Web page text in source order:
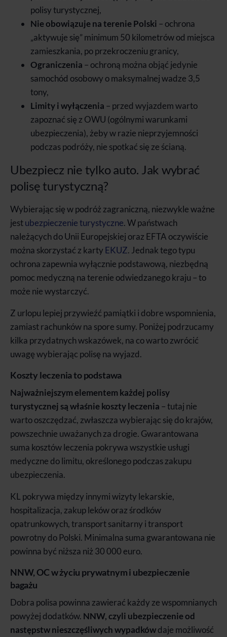
polisy turystycznej,
Nie obowiązuje na terenie Polski – ochrona
„aktywuje się” minimum 50 kilometrów od miejsca
zamieszkania, po przekroczeniu granicy,
Ograniczenia – ochroną można objąć jedynie
samochód osobowy o maksymalnej wadze 3,5
tony,
Limity i wyłączenia – przed wyjazdem warto
zapoznać się z OWU (ogólnymi warunkami
ubezpieczenia), żeby w razie nieprzyjemności
podczas podróży, nie spotkać się ze ścianą.
Ubezpiecz nie tylko auto. Jak wybrać
polisę turystyczną?
Wybierając się w podróż zagraniczną, niezwykle ważne
jestubezpieczenie turystyczne. W państwach
należących do Unii Europejskiej oraz EFTA oczywiście
można skorzystać z karty EKUZ. Jednak tego typu
ochrona zapewnia wyłącznie podstawową, niezbędną
pomoc medyczną na terenie odwiedzanego kraju – to
może nie wystarczyć.
Z urlopu lepiej przywieźć pamiątki i dobre wspomnienia,
zamiast rachunków na spore sumy. Poniżej podrzucamy
kilka przydatnych wskazówek, na co warto zwrócić
uwagę wybierając polisę na wyjazd.
Koszty leczenia to podstawa
Najważniejszym elementem każdej polisy
turystycznej są właśnie koszty leczenia – tutaj nie
warto oszczędzać, zwłaszcza wybierając się do krajów,
powszechnie uważanych za drogie. Gwarantowana
suma kosztów leczenia pokrywa wszystkie usługi
medyczne do limitu, określonego podczas zakupu
ubezpieczenia.
KL pokrywa między innymi wizyty lekarskie,
hospitalizacja, zakup leków oraz środków
opatrunkowych, transport sanitarny i transport
powrotny do Polski. Minimalna suma gwarantowana nie
powinna być niższa niż 30 000 euro.
NNW, OC w życiu prywatnym i ubezpieczenie
bagażu
Dobra polisa powinna zawierać każdy ze wspomnianych
powyżej dodatków. NNW, czyli ubezpieczenie od
następstw nieszczęśliwych wypadkówdaje możliwość